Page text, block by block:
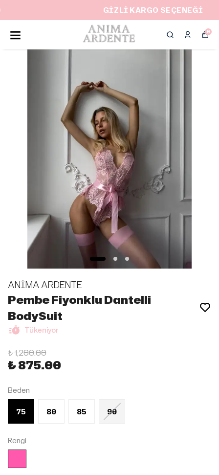
GİZLİ KARGO SEÇENEĞİ
0
ANİMA ARDENTE
Pembe Fiyonklu Dantelli
BodySuit
Tükeniyor
₺ 1,200.00
₺ 875.00
Beden
75 80 85 90
Rengi